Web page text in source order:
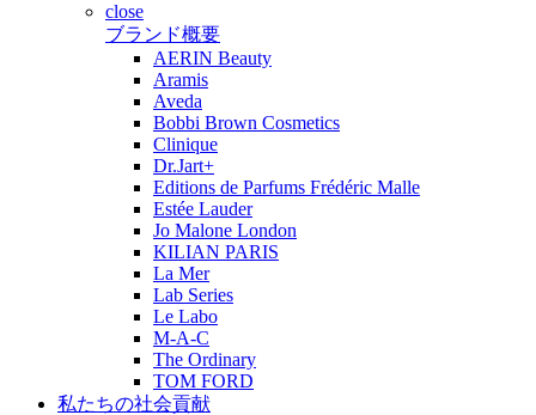
close
ブランド概要
AERIN Beauty
Aramis
Aveda
Bobbi Brown Cosmetics
Clinique
Dr.Jart+
Editions de Parfums Frédéric Malle
Estée Lauder
Jo Malone London
KILIAN PARIS
La Mer
Lab Series
Le Labo
M-A-C
The Ordinary
TOM FORD
私たちの社会貢献